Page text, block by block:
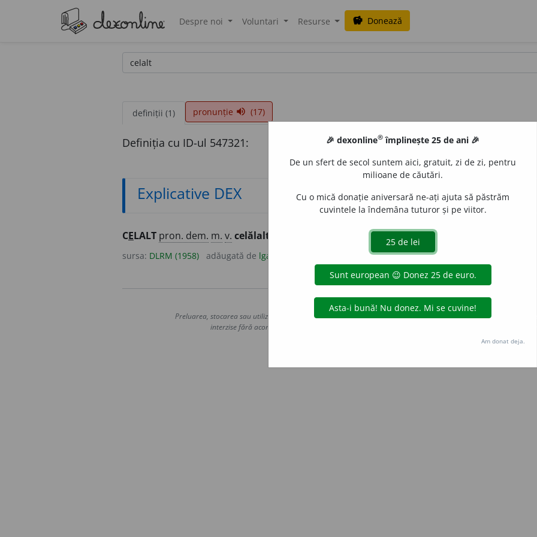
Despre noi Voluntari Resurse savings Donează
definiții (1) pronunție volume_up (17)
Definiția cu ID-ul 547321:
Explicative DEX
CELALT pron. dem. m. v. celălalt.
sursa: DLRM (1958) adăugată de lgall
Copyright © 2004-2026 dexonline (https://dexonline.ro)
Preluarea, stocarea sau utilizarea datelor de pe acest site, inclusiv prin orice metode de extragere automată
interzise fără acordul nostru prealabil scris, cu excepția seturilor de date oferite oficial spre utilizare
Hosterion
🎉 dexonline® împlinește 25 de ani 🎉
De un sfert de secol suntem aici, gratuit, zi de zi, pentru
milioane de căutări.
Cu o mică donație aniversară ne-ați ajuta să păstrăm
cuvintele la îndemâna tuturor și pe viitor.
Am donat deja.